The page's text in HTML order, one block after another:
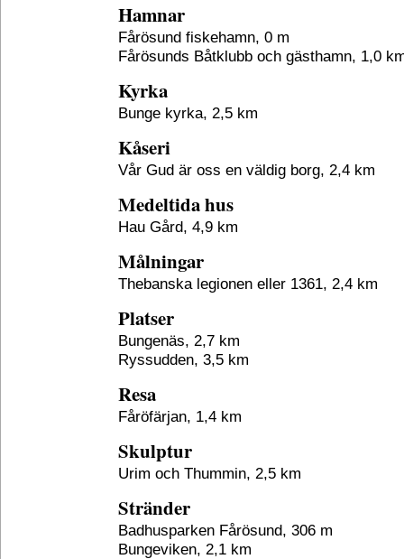
Hamnar
Fårösund fiskehamn, 0 m
Fårösunds Båtklubb och gästhamn, 1,0
Kyrka
Bunge kyrka, 2,5 km
Kåseri
Vår Gud är oss en väldig borg, 2,4 km
Medeltida hus
Hau Gård, 4,9 km
Målningar
Thebanska legionen eller 1361, 2,4 km
Platser
Bungenäs, 2,7 km
Ryssudden, 3,5 km
Resa
Fåröfärjan, 1,4 km
Skulptur
Urim och Thummin, 2,5 km
Stränder
Badhusparken Fårösund, 306 m
Bungeviken, 2,1 km